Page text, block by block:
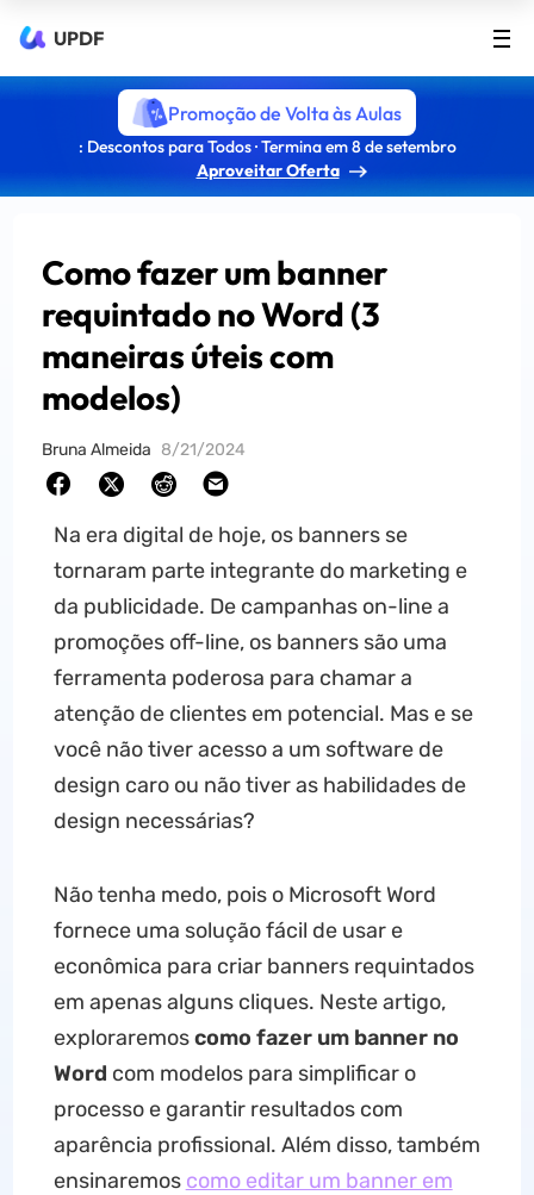
UPDF
Promoção de Volta às Aulas
: Descontos para Todos · Termina em 8 de setembro
Aproveitar Oferta
Como fazer um banner
requintado no Word (3
maneiras úteis com
modelos)
Bruna Almeida 8/21/2024
Na era digital de hoje, os banners se
tornaram parte integrante do marketing e
da publicidade. De campanhas on-line a
promoções off-line, os banners são uma
ferramenta poderosa para chamar a
atenção de clientes em potencial. Mas e se
você não tiver acesso a um software de
design caro ou não tiver as habilidades de
design necessárias?
Não tenha medo, pois o Microsoft Word
fornece uma solução fácil de usar e
econômica para criar banners requintados
em apenas alguns cliques. Neste artigo,
exploraremoscomo fazer um banner no
Word com modelos para simplificar o
processo e garantir resultados com
aparência profissional. Além disso, também
ensinaremos como editar um banner em